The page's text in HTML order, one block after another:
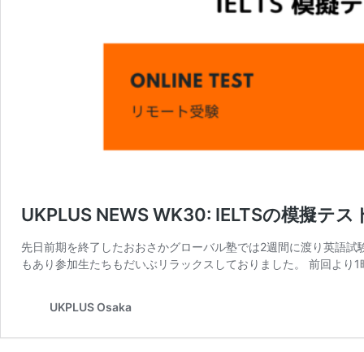
UKPLUS NEWS WK30: IELTSの模擬テ
先日前期を終了したおおさかグローバル塾では2週間に渡り英語
もあり参加生たちもだいぶリラックスしておりました。 前回より
UKPLUS Osaka